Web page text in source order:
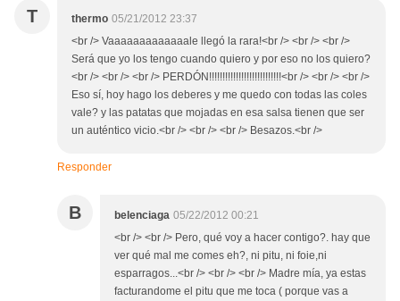
T thermo 05/21/2012 23:37
<br /> Vaaaaaaaaaaaaale llegó la rara!<br /> <br /> <br />
Será que yo los tengo cuando quiero y por eso no los quiero?
<br /> <br /> <br /> PERDÓN!!!!!!!!!!!!!!!!!!!!!!!!!!!<br /> <br /> <br />
Eso sí, hoy hago los deberes y me quedo con todas las coles
vale? y las patatas que mojadas en esa salsa tienen que ser
un auténtico vicio.<br /> <br /> <br /> Besazos.<br />
Responder
B belenciaga 05/22/2012 00:21
<br /> <br /> Pero, qué voy a hacer contigo?. hay que
ver qué mal me comes eh?, ni pitu, ni foie,ni
esparragos...<br /> <br /> <br /> Madre mía, ya estas
facturandome el pitu que me toca ( porque vas a